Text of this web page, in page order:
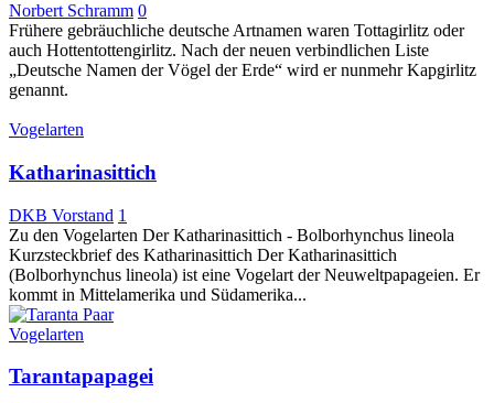
Norbert Schramm 0
Frühere gebräuchliche deutsche Artnamen waren Tottagirlitz oder
auch Hottentottengirlitz. Nach der neuen verbindlichen Liste
„Deutsche Namen der Vögel der Erde“ wird er nunmehr Kapgirlitz
genannt.
Vogelarten
Katharinasittich
DKB Vorstand 1
Zu den Vogelarten Der Katharinasittich - Bolborhynchus lineola
Kurzsteckbrief des Katharinasittich Der Katharinasittich
(Bolborhynchus lineola) ist eine Vogelart der Neuweltpapageien. Er
kommt in Mittelamerika und Südamerika...
Vogelarten
Tarantapapagei